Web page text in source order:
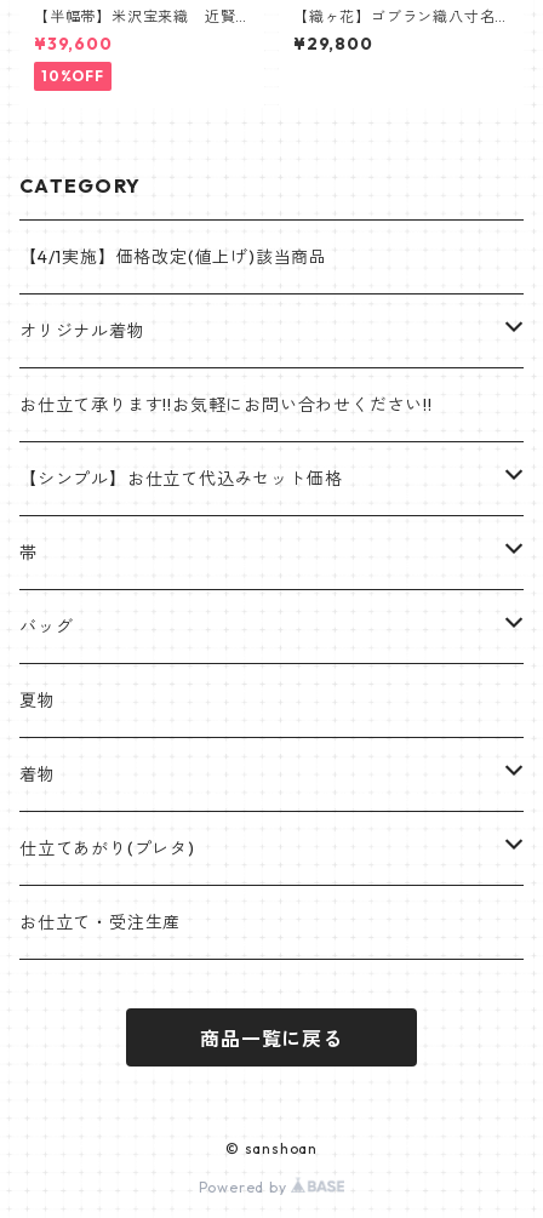
【半幅帯】米沢宝来織 近賢
織物謹製 胡蝶 ラベンダー
¥39,600
10%OFF
【織ヶ花】ゴブラン織八寸名
古屋帯
¥29,800
CATEGORY
【4/1実施】価格改定(値上げ)該当商品
オリジナル着物
帯
ゴブラン織名古屋帯
半巾帯
着物
羽織
お仕立て承ります!!お気軽にお問い合わせください!!
【シンプル】お仕立て代込みセット価格
着物
片貝木綿
紬
帯
八寸名古屋
九寸名古屋
帯
名古屋帯・京袋帯
ミンサー
首里織
半幅帯
博多織
ミンサー
桐生織 ※ポリエステル含む
角帯
オリジナル角帯
兵児帯(仕立て上がり)
袋帯
バッグ
受注生産やOEMも承ります
ラタンハンドル
ワイドサイズ
クラッチバッグ
夏物
着物
片貝木綿
小千谷縮
仕立てあがり(プレタ)
帯
お仕立て・受注生産
商品一覧に戻る
© sanshoan
Powered by